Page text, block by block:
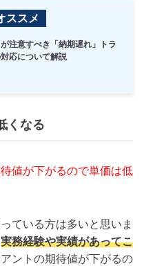
ススメ
注意すべき「納期遅れ」トラ
応について解説
くなる
値が下がるので単価は低
ている方は多いと思いま
実務経験や実績があってこ
ントの期待値が下がるの